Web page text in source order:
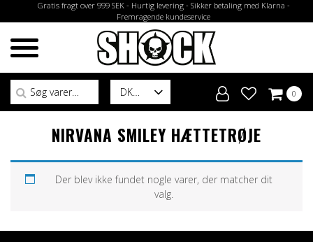
Gratis fragt over 999 SEK - Hurtig levering - Sikker betaling med Klarna -
Fremragende kundeservice
DK
Søg efter:
0
NIRVANA SMILEY HÆTTETRØJE
Der blev ikke fundet nogle varer, der matcher dit
valg.